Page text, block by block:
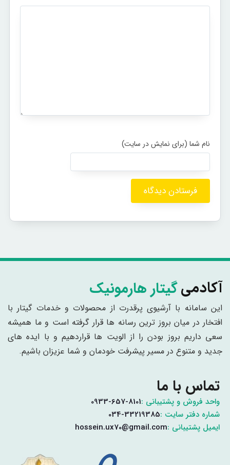
آکادمیگیتار هارمونیک
این سامانه با آرشیوی پرقدرت از محصولات و خدمات گیتار با
افتخار در میان بروز ترین رسانه ها قرار گرفته است و ما همیشه
سعی داریم بروز بودن را از الویت ها قراردهیم و با ایده های
جدید و متنوع در مسیر پیشرفت خودمان و شما عزیزان باشیم.
تماس با ما
واحد فروش و پشتیبانی :0933-657-8101
شماره دفتر سایت :034-33219385
ایمیل پشتیبانی :hossein.ux70@gmail.com